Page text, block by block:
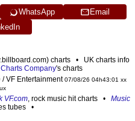
WhatsApp
Email
charts • UK charts info
Company's charts
VF Entertainment07/08/26 04h43:01 xx
VF.com, rock music hit charts • Music
tubes •